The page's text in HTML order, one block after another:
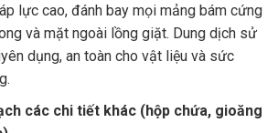
lực cao, đánh bay mọi mảng bám cứng
và mặt ngoài lồng giặt. Dung dịch sử
dụng, an toàn cho vật liệu và sức
các chi tiết khác (hộp chứa, gioăng